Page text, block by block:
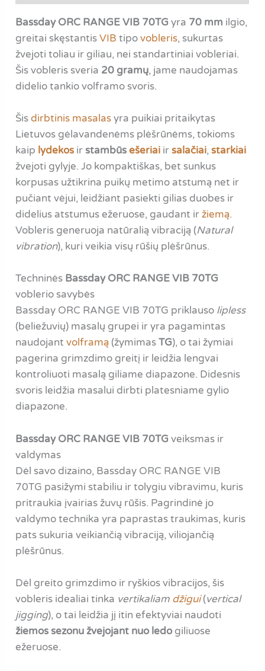
Bassday ORC RANGE VIB 70TG yra 70 mm ilgio,
greitai skęstantisVIB tipovobleris, sukurtas
žvejoti toliau ir giliau, nei standartiniai vobleriai.
Šis vobleris sveria 20 gramų, jame naudojamas
didelio tankio volframo svoris.
Šisdirbtinis masalasyra puikiai pritaikytas
Lietuvos gėlavandenėms plėšrūnėms, tokioms
kaip lydekos ir stambūsešeriai irsalačiai,starkiai
žvejoti gylyje. Jo kompaktiškas, bet sunkus
korpusas užtikrina puikų metimo atstumą net ir
pučiant vėjui, leidžiant pasiekti gilias duobes ir
didelius atstumus ežeruose, gaudant iržiemą.
Vobleris generuoja natūralią vibraciją (Natural
vibration), kuri veikia visų rūšių plėšrūnus.
Techninės Bassday ORC RANGE VIB 70TG
voblerio savybės
Bassday ORC RANGE VIB 70TG priklauso lipless
(beliežuvių) masalų grupei ir yra pagamintas
naudojantvolframą (žymimasTG), o tai žymiai
pagerina grimzdimo greitį ir leidžia lengvai
kontroliuoti masalą giliame diapazone. Didesnis
svoris leidžia masalui dirbti platesniame gylio
diapazone.
Bassday ORC RANGE VIB 70TG veiksmas ir
valdymas
Dėl savo dizaino, Bassday ORC RANGE VIB
70TG pasižymi stabiliu ir tolygiu vibravimu, kuris
pritraukia įvairias žuvų rūšis. Pagrindinė jo
valdymo technika yra paprastas traukimas, kuris
pats sukuria veikiančią vibraciją, viliojančią
plėšrūnus.
Dėl greito grimzdimo ir ryškios vibracijos, šis
vobleris idealiai tinka vertikaliam džigui(vertical
jigging), o tai leidžia jį itin efektyviai naudoti
žiemos sezonu žvejojant nuo ledo giliuose
ežeruose.